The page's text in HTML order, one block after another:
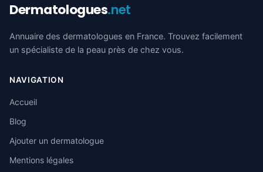
Dermatologues.net
Annuaire des dermatologues en France. Trouvez facilement
un spécialiste de la peau près de chez vous.
NAVIGATION
Accueil
Blog
Ajouter un dermatologue
Mentions légales